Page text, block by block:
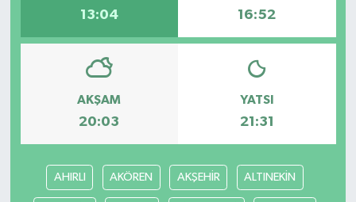
13:04 16:52
AKŞAM
20:03
YATSI
21:31
AHIRLI AKÖREN AKŞEHİR ALTINEKİN